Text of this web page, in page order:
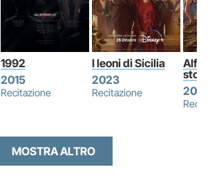
1992
2015
Recitazione
I leoni di Sicilia
2023
Recitazione
2021
MOSTRA ALTRO